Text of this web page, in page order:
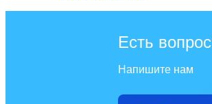
Есть
Напишите нам